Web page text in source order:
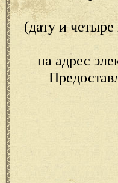
(дату и
на адрес